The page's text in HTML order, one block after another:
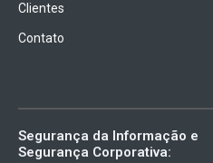
Clientes
Contato
Segurança da Informação e
Segurança Corporativa: